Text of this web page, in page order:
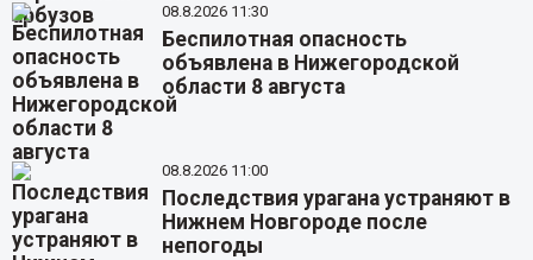
08.8.2026 11:30
Беспилотная опасность
объявлена в Нижегородской
области 8 августа
08.8.2026 11:00
Последствия урагана устраняют в
Нижнем Новгороде после
непогоды